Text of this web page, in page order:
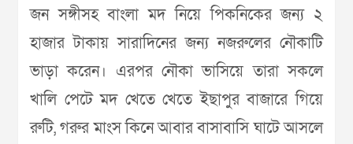
জন সঙ্গীসহ বাংলা মদ নিয়ে পিকনিকের জন্য ২
হাজার টাকায় সারাদিনের জন্য নজরুলের নৌকাটি
ভাড়া করেন। এরপর নৌকা ভাসিয়ে তারা সকলে
খালি পেটে মদ খেতে খেতে ইছাপুর বাজারে গিয়ে
রুটি, গরুর মাংস কিনে আবার বাসাবাসি ঘাটে আসলে